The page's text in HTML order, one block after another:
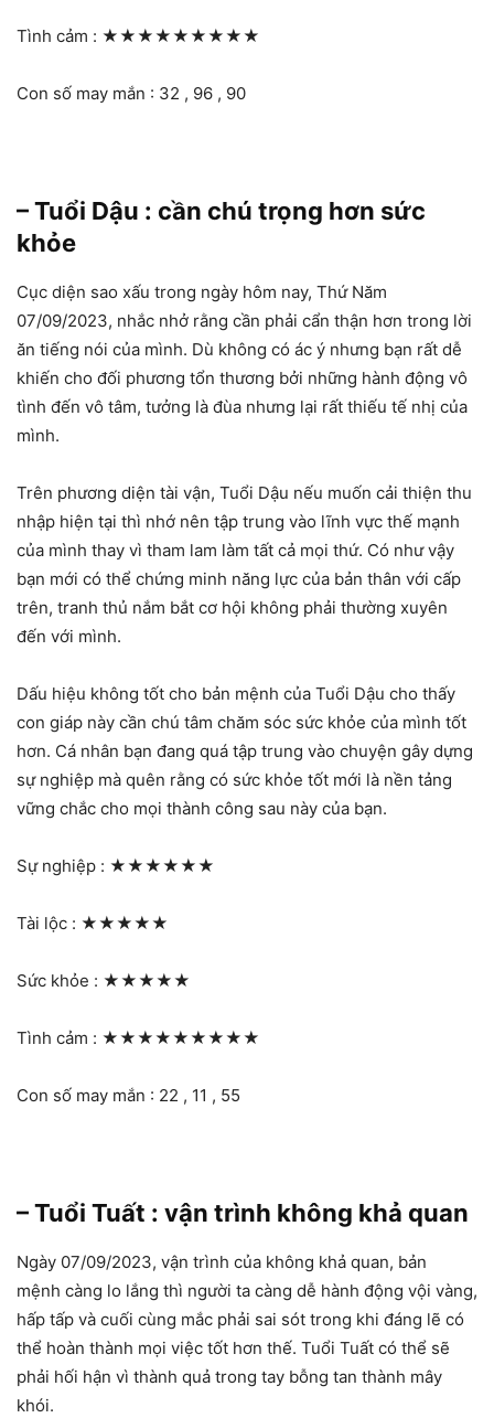
Tình cảm : ★★★★★★★★★
Con số may mắn : 32 , 96 , 90
– Tuổi Dậu : cần chú trọng hơn sức
khỏe
Cục diện sao xấu trong ngày hôm nay, Thứ Năm
07/09/2023, nhắc nhở rằng cần phải cẩn thận hơn trong lời
ăn tiếng nói của mình. Dù không có ác ý nhưng bạn rất dễ
khiến cho đối phương tổn thương bởi những hành động vô
tình đến vô tâm, tưởng là đùa nhưng lại rất thiếu tế nhị của
mình.
Trên phương diện tài vận, Tuổi Dậu nếu muốn cải thiện thu
nhập hiện tại thì nhớ nên tập trung vào lĩnh vực thế mạnh
của mình thay vì tham lam làm tất cả mọi thứ. Có như vậy
bạn mới có thể chứng minh năng lực của bản thân với cấp
trên, tranh thủ nắm bắt cơ hội không phải thường xuyên
đến với mình.
Dấu hiệu không tốt cho bản mệnh của Tuổi Dậu cho thấy
con giáp này cần chú tâm chăm sóc sức khỏe của mình tốt
hơn. Cá nhân bạn đang quá tập trung vào chuyện gây dựng
sự nghiệp mà quên rằng có sức khỏe tốt mới là nền tảng
vững chắc cho mọi thành công sau này của bạn.
Sự nghiệp : ★★★★★★
Tài lộc : ★★★★★
Sức khỏe : ★★★★★
Tình cảm : ★★★★★★★★★
Con số may mắn : 22 , 11 , 55
– Tuổi Tuất : vận trình không khả quan
Ngày 07/09/2023, vận trình của không khả quan, bản
mệnh càng lo lắng thì người ta càng dễ hành động vội vàng,
hấp tấp và cuối cùng mắc phải sai sót trong khi đáng lẽ có
thể hoàn thành mọi việc tốt hơn thế. Tuổi Tuất có thể sẽ
phải hối hận vì thành quả trong tay bỗng tan thành mây
khói.